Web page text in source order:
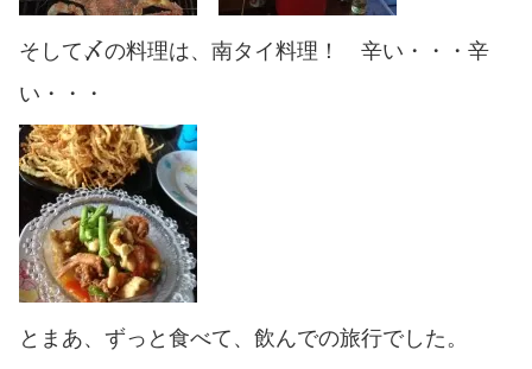
そして〆の料理は、南タイ料理！ 辛い・・・辛
い・・・
とまあ、ずっと食べて、飲んでの旅行でした。